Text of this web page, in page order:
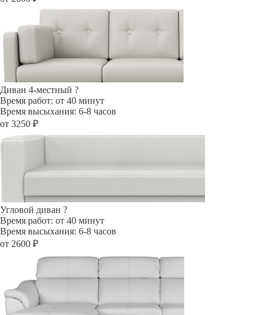
Диван 4-местный ?
Время работ: от 40 минут
Время высыхания: 6-8 часов
от 3250 ₽
Угловой диван ?
Время работ: от 40 минут
Время высыхания: 6-8 часов
от 2600 ₽